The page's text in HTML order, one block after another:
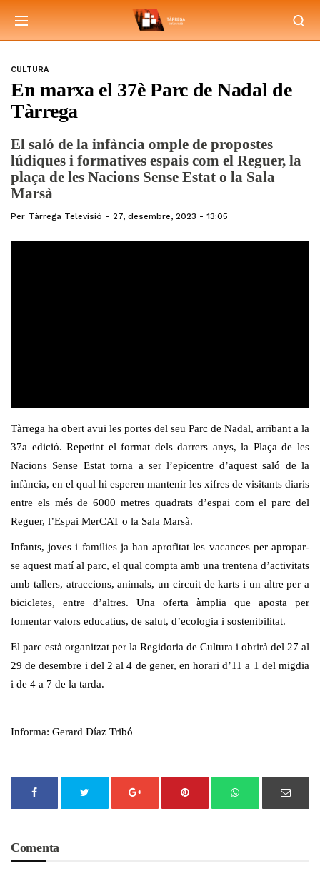
CULTURA
En marxa el 37è Parc de Nadal de
Tàrrega
El saló de la infància omple de propostes
lúdiques i formatives espais com el Reguer, la
plaça de les Nacions Sense Estat o la Sala
Marsà
Per Tàrrega Televisió 27, desembre, 2023 - 13:05
Tàrrega ha obert avui les portes del seu Parc de Nadal, arribant a la
37a edició. Repetint el format dels darrers anys, la Plaça de les
Nacions Sense Estat torna a ser l’epicentre d’aquest saló de la
infància, en el qual hi esperen mantenir les xifres de visitants diaris
entre els més de 6000 metres quadrats d’espai com el parc del
Reguer, l’Espai MerCAT o la Sala Marsà.
Infants, joves i famílies ja han aprofitat les vacances per apropar-
se aquest matí al parc, el qual compta amb una trentena d’activitats
amb tallers, atraccions, animals, un circuit de karts i un altre per a
bicicletes, entre d’altres. Una oferta àmplia que aposta per
fomentar valors educatius, de salut, d’ecologia i sostenibilitat.
El parc està organitzat per la Regidoria de Cultura i obrirà del 27 al
29 de desembre i del 2 al 4 de gener, en horari d’11 a 1 del migdia
i de 4 a 7 de la tarda.
Informa: Gerard Díaz Tribó
Comenta